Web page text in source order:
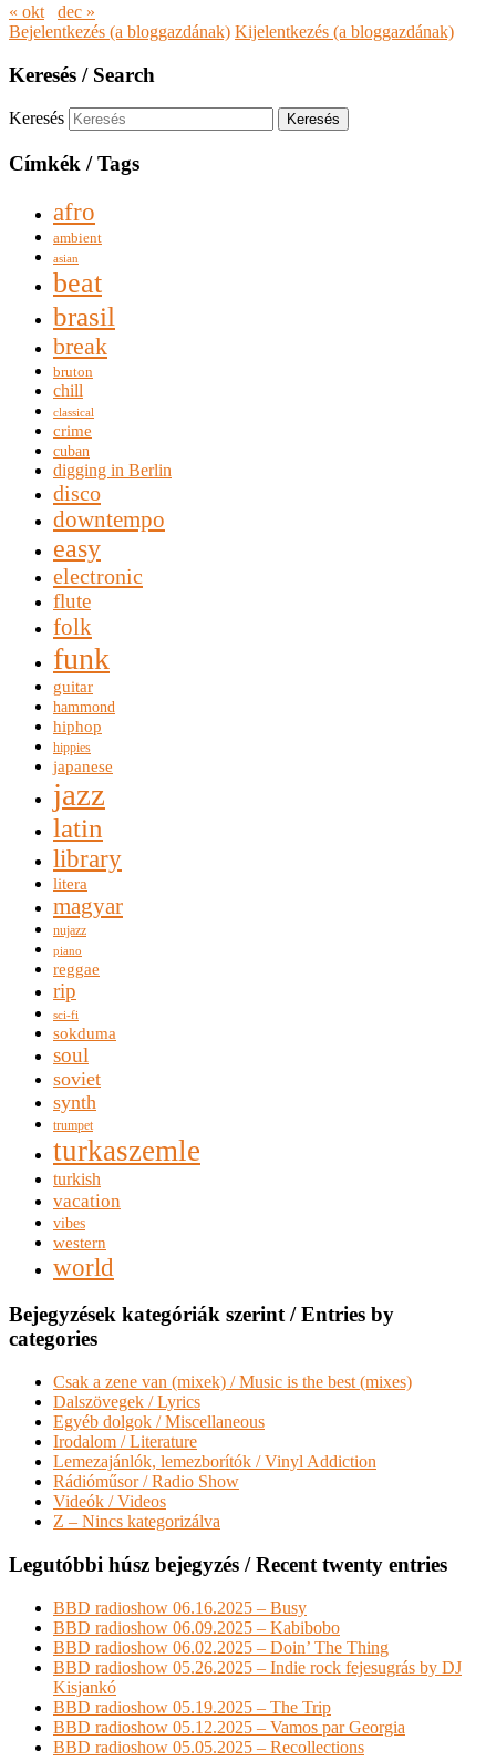
« okt
dec »
Bejelentkezés (a bloggazdának) Kijelentkezés (a bloggazdának)
Keresés / Search
Keresés
Címkék / Tags
afro
ambient
asian
beat
brasil
break
bruton
chill
classical
crime
cuban
digging in Berlin
disco
downtempo
easy
electronic
flute
folk
funk
guitar
hammond
hiphop
hippies
japanese
jazz
latin
library
litera
magyar
nujazz
piano
reggae
rip
sci-fi
sokduma
soul
soviet
synth
trumpet
turkaszemle
turkish
vacation
vibes
western
world
Bejegyzések kategóriák szerint / Entries by
categories
Csak a zene van (mixek) / Music is the best (mixes)
Dalszövegek / Lyrics
Egyéb dolgok / Miscellaneous
Irodalom / Literature
Lemezajánlók, lemezborítók / Vinyl Addiction
Rádióműsor / Radio Show
Videók / Videos
Z – Nincs kategorizálva
Legutóbbi húsz bejegyzés / Recent twenty entries
BBD radioshow 06.16.2025 – Busy
BBD radioshow 06.09.2025 – Kabibobo
BBD radioshow 06.02.2025 – Doin’ The Thing
BBD radioshow 05.26.2025 – Indie rock fejesugrás by DJ
Kisjankó
BBD radioshow 05.19.2025 – The Trip
BBD radioshow 05.12.2025 – Vamos par Georgia
BBD radioshow 05.05.2025 – Recollections